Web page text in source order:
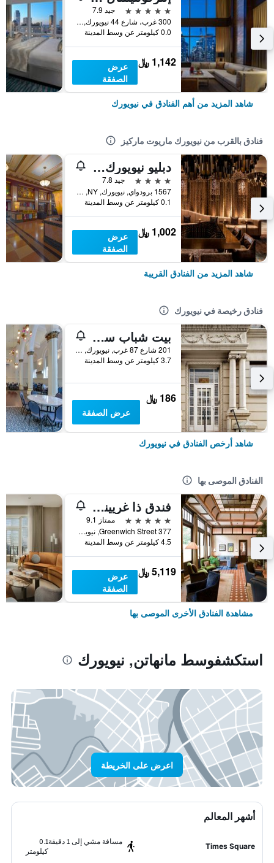
5 نجوم
جيد 7.9
300 غرب، شارع 44 نيويورك, نيويورك, NY, الولايات المتحدة الأميريكية
0.0 كيلومتر عن وسط المدينة
1,142 ﷼
عرض
الصفقة
شاهد المزيد من أهم الفنادق في نيويورك
فنادق بالقرب من نيويورك ماريوت ماركيز
دبليو نيويورك - تايمز سكوير
4 نجوم
جيد 7.8
1567 برودواي, نيويورك, NY, الولايات المتحدة الأميريكية
0.1 كيلومتر عن وسط المدينة
1,002 ﷼
عرض
الصفقة
شاهد المزيد من الفنادق القريبة
فنادق رخيصة في نيويورك
بيت شباب سنترال بارك ويست
201 شارع 87 غرب, نيويورك, NY, الولايات المتحدة الأميريكية
3.7 كيلومتر عن وسط المدينة
186 ﷼
عرض الصفقة
شاهد أرخص الفنادق في نيويورك
الفنادق الموصى بها
فندق ذا غريينيتش
5 نجوم
ممتاز 9.1
377 Greenwich Street, نيويورك, NY, الولايات المتحدة الأميريكية
4.5 كيلومتر عن وسط المدينة
5,119 ﷼
عرض
الصفقة
مشاهدة الفنادق الأخرى الموصى بها
استكشفوسط مانهاتن, نيويورك
اعرض على الخريطة
أشهر المعالم
Times Square
مسافة مشي إلى 1 دقيقة
0.1
كيلومتر